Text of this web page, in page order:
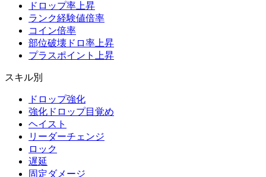
ドロップ率上昇
ランク経験値倍率
コイン倍率
部位破壊ドロ率上昇
プラスポイント上昇
スキル別
ドロップ強化
強化ドロップ目覚め
ヘイスト
リーダーチェンジ
ロック
遅延
固定ダメージ